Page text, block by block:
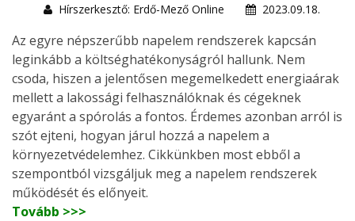
Hírszerkesztő: Erdő-Mező Online
2023.09.18.
Az egyre népszerűbb napelem rendszerek kapcsán
leginkább a költséghatékonyságról hallunk. Nem
csoda, hiszen a jelentősen megemelkedett energiaárak
mellett a lakossági felhasználóknak és cégeknek
egyaránt a spórolás a fontos. Érdemes azonban arról is
szót ejteni, hogyan járul hozzá a napelem a
környezetvédelemhez. Cikkünkben most ebből a
szempontból vizsgáljuk meg a napelem rendszerek
működését és előnyeit.
Tovább >>>